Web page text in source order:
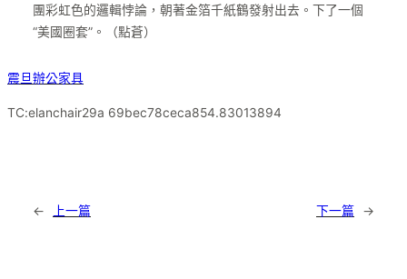
團彩虹色的邏輯悖論，朝著金箔千紙鶴發射出去。下了一個
“美國圈套”。（點蒼）
震旦辦公家具
TC:elanchair29a 69bec78ceca854.83013894
← 上一篇 下一篇 →